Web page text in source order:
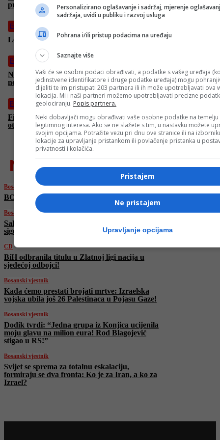
pregovora s Urugvajcem
Fudbal
Lewandowski uskoro mijenja klub?
Fudbal
Ništa od Sarajeva: Asmir Begović ima novi klub, branit će za
nekadašnjeg prvaka Engleske
Fudbal
Fiorentina će tek u julu zvanično predstaviti Džeku: Italijani
otkrili razlog
najnovije
Bosanski vjestnik
BOSANSKI VJESTNIK – 22. 6. 2025.
Bosanski vjestnik
Salihović: “Sigurno je da ništa od ovoga nije
sigurno”
CD
BiH odbranila titulu u Zlatnoj ligi nacija u
sjedećoj odbojci!
Bosanski vjestnik
Kada ćemo prestati brojati mrtve: Izraelska
vojska ubila još 26 Palestinaca u Pojasu Gaze!
Bosanski vjestnik
Dodik tvrdi: “Jedna grupa iz Konjica ucijenila
moju glavu na milion eura! Rod Blagojević
stigao u RS!”
Bosanski vjestnik
Svijet se sprema za totalnu eskalaciju,
formiraju se dva fronta: Ko je za Iran, a ko za
Izrael?
Personalizirano oglašavanje i sadržaj, mjerenje
sadržaja, uvidi u publiku i razvoj usluga
Pohrana i/ili pristup podacima na uređaju
Saznajte više
Vaši će se osobni podaci obrađivati, a podatke s vašeg uređaja
jedinstvene identifikatore i druge podatke uređaja) mogu
dijeliti te im pristupati 203 partnera ili ih može upotrebljavati ova
lokacija. Mi i naši partneri možemo upotrebljavati precizne
geolociranju. Popis partnera.
Neki dobavljači mogu obrađivati vaše osobne podatke na temelju
legitimnog interesa. Ako se ne slažete s tim, u nastavku možete
svojim opcijama. Potražite vezu pri dnu ove stranice ili na
lokacije za upravljanje pristankom ili povlačenje pristanka u
privatnosti i kolačića.
Pristajem
Ne pristajem
Upravljanje opcijama